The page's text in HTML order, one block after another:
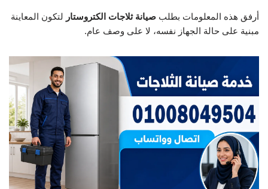
أرفق هذه المعلومات بطلب صيانة ثلاجات الكتروستار لتكون المعاينة
مبنية على حالة الجهاز نفسه، لا على وصف عام.